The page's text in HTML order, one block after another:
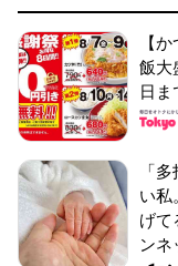
【
飯大
日ま
「
い私
げて
ンネ